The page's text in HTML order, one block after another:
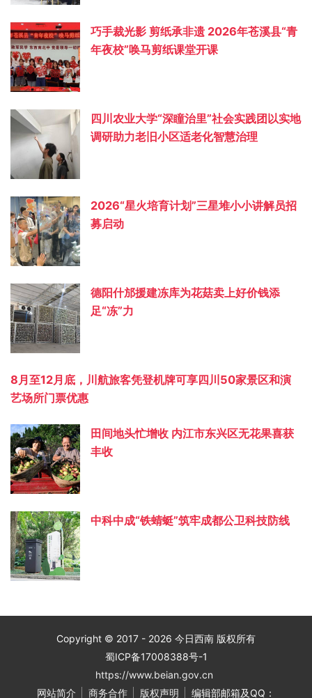
巧手裁光影 剪纸承非遗 2026年苍溪县“青
年夜校”唤马剪纸课堂开课
四川农业大学“深瞳治里”社会实践团以实地
调研助力老旧小区适老化智慧治理
2026“星火培育计划”三星堆小小讲解员招
募启动
德阳什邡援建冻库为花菇卖上好价钱添
足“冻”力
8月至12月底，川航旅客凭登机牌可享四川50家景区和演
艺场所门票优惠
田间地头忙增收 内江市东兴区无花果喜获
丰收
中科中成“铁蜻蜓”筑牢成都公卫科技防线
Copyright © 2017 - 2026 今日西南 版权所有
蜀ICP备17008388号-1
https://www.beian.gov.cn
网站简介
商务合作 版权声明 编辑部邮箱及QQ：